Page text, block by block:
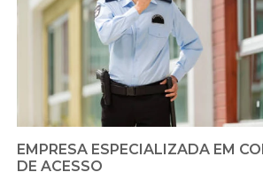
EMPRESA ESPECIALIZADA EM
DE ACESSO